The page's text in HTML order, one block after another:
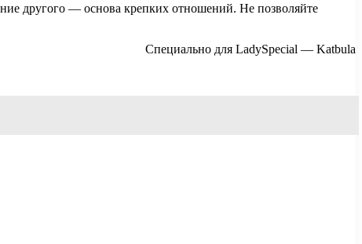
другого — основа крепких отношений. Не позволяйте
Специально для LadySpecial — Katbula